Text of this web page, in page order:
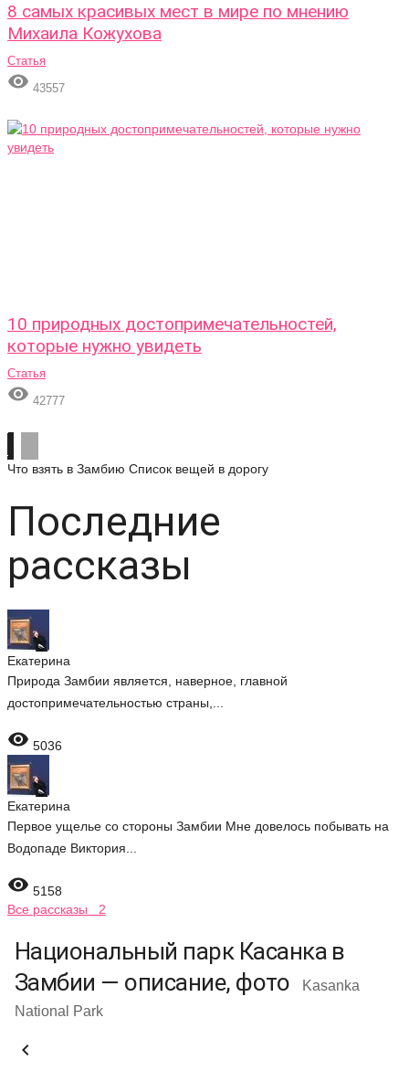
8 самых красивых мест в мире по мнению
Михаила Кожухова
Статья
 43557
10 природных достопримечательностей,
которые нужно увидеть
Статья
 42777
Что взять в Замбию Список вещей в дорогу
Последние
рассказы
Екатерина
Природа Замбии является, наверное, главной
достопримечательностью страны,...
 5036
Екатерина
Первое ущелье со стороны Замбии Мне довелось побывать на
Водопаде Виктория...
 5158
Все рассказы 2
Национальный парк Касанка в
Замбии — описание, фото
Kasanka
National Park
